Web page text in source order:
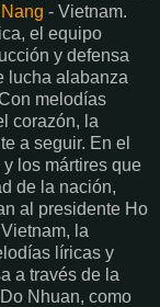
- Vietnam.
el equipo
y defensa
lucha alabanza
melodías
corazón, la
a seguir. En el
los mártires que
de la nación,
al presidente Ho
la
líricas y
a través de la
Nhuan, como